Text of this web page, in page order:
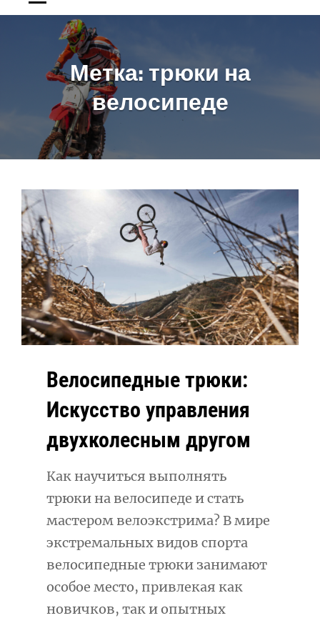
Метка:трюки на
велосипеде
Велосипедные трюки:
Искусство управления
двухколесным другом
Как научиться выполнять
трюки на велосипеде и стать
мастером велоэкстрима? В мире
экстремальных видов спорта
велосипедные трюки занимают
особое место, привлекая как
новичков, так и опытных